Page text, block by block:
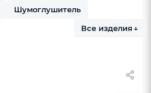
Шумоглушитель
Все изделия ↓